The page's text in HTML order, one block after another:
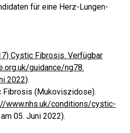
für eine Herz-Lungen-
Cystic Fibrosis. Verfügbar
guidance/ng78.
2022).
Fibrosis (Mukoviszidose).
www.nhs.uk/conditions/cystic-
05. Juni 2022).